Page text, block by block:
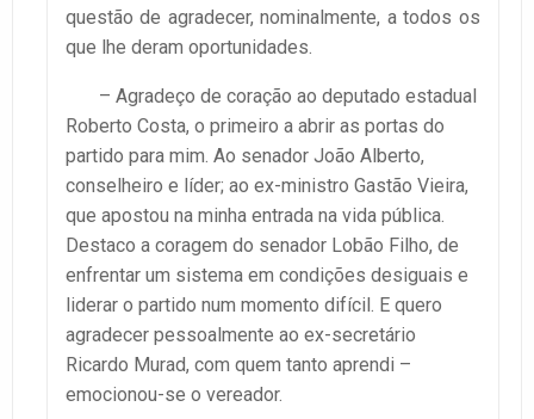
questão de agradecer, nominalmente, a todos os
que lhe deram oportunidades.
– Agradeço de coração ao deputado estadual
Roberto Costa, o primeiro a abrir as portas do
partido para mim. Ao senador João Alberto,
conselheiro e líder; ao ex-ministro Gastão Vieira,
que apostou na minha entrada na vida pública.
Destaco a coragem do senador Lobão Filho, de
enfrentar um sistema em condições desiguais e
liderar o partido num momento difícil. E quero
agradecer pessoalmente ao ex-secretário
Ricardo Murad, com quem tanto aprendi –
emocionou-se o vereador.